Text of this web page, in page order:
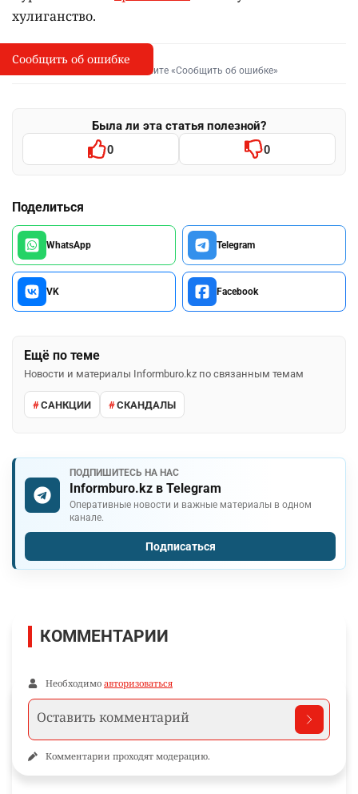
хулиганство.
I
Сообщить об опечатке
Выделите фрагмент и нажмите «Сообщить об ошибке»
Была ли эта статья полезной?
0 0
Поделиться
WhatsApp Telegram
VK Facebook
Ещё по теме
Новости и материалы Informburo.kz по связанным темам
САНКЦИИ СКАНДАЛЫ
ПОДПИШИТЕСЬ НА НАС
Informburo.kz в Telegram
Оперативные новости и важные материалы в одном
канале.
Подписаться
Сообщить об ошибке
КОММЕНТАРИИ
Необходимо авторизоваться
Комментарии проходят модерацию.